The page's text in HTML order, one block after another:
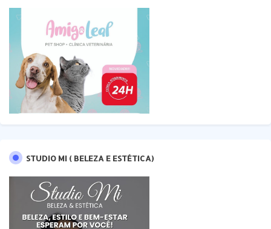
STUDIO MI ( BELEZA E ESTÉTICA)